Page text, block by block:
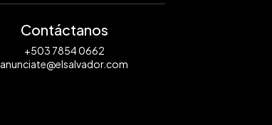
Contáctanos
+503 7854 0662
anunciate@elsalvador.com